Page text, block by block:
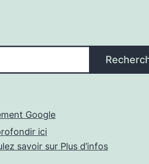
Google
ici
savoir sur Plus d’infos